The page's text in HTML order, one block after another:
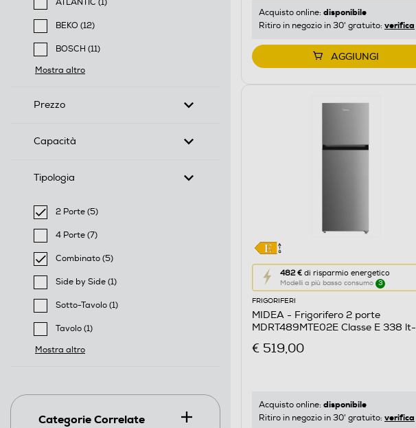
ATLANTIC (1)
Filtra per Marca: ATLANTIC
BEKO (12)
Filtra per Marca: BEKO
BOSCH (11)
Filtra per Marca: BOSCH
Mostra altro
Prezzo
Capacità
Tipologia
2 Porte (5)
selected Filtro applicato per Tipologia: 2 Porte
4 Porte (7)
Filtra per Tipologia: 4 Porte
Combinato (5)
selected Filtro applicato per Tipologia: Combinato
Side by Side (1)
Filtra per Tipologia: Side by Side
Sotto-Tavolo (1)
Filtra per Tipologia: Sotto-Tavolo
Tavolo (1)
Filtra per Tipologia: Tavolo
Mostra altro
Categorie Correlate
di
Youreko.
Acquisto online: disponibile
Ritiro in negozio in 30' gratuito: verifica
AGGIUNGI
482 € di risparmio energetico
Modelli a più basso consumo 3
Questa
azione
aprirà
il
di
di
Youreko.
FRIGORIFERI
MIDEA - Frigorifero 2 porte
MDRT489MTE02E Classe E 338 lt-
€ 519,00
Acquisto online: disponibile
Ritiro in negozio in 30' gratuito: verifica